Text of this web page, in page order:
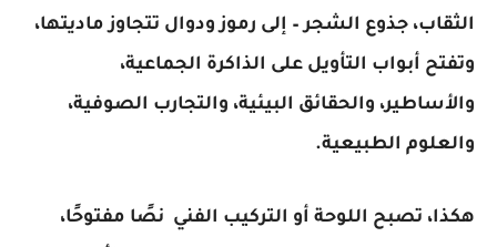
الثقاب، جذوع الشجر – إلى رموز ودوال تتجاوز ماديتها،
وتفتح أبواب التأويل على الذاكرة الجماعية،
والأساطير، والحقائق البيئية، والتجارب الصوفية،
والعلوم الطبيعية.
هكذا، تصبح اللوحة أو التركيب الفني نصًا مفتوحًا،